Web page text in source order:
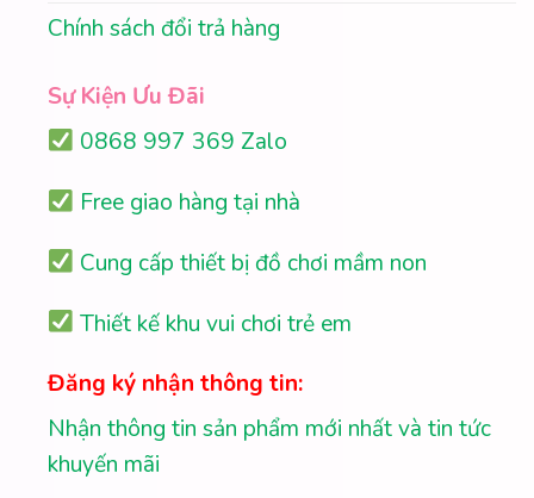
Chính sách đổi trả hàng
Sự Kiện Ưu Đãi
0868 997 369 Zalo
Free giao hàng tại nhà
Cung cấp thiết bị đồ chơi mầm non
Thiết kế khu vui chơi trẻ em
Đăng ký nhận thông tin:
Nhận thông tin sản phẩm mới nhất và tin tức
khuyến mãi